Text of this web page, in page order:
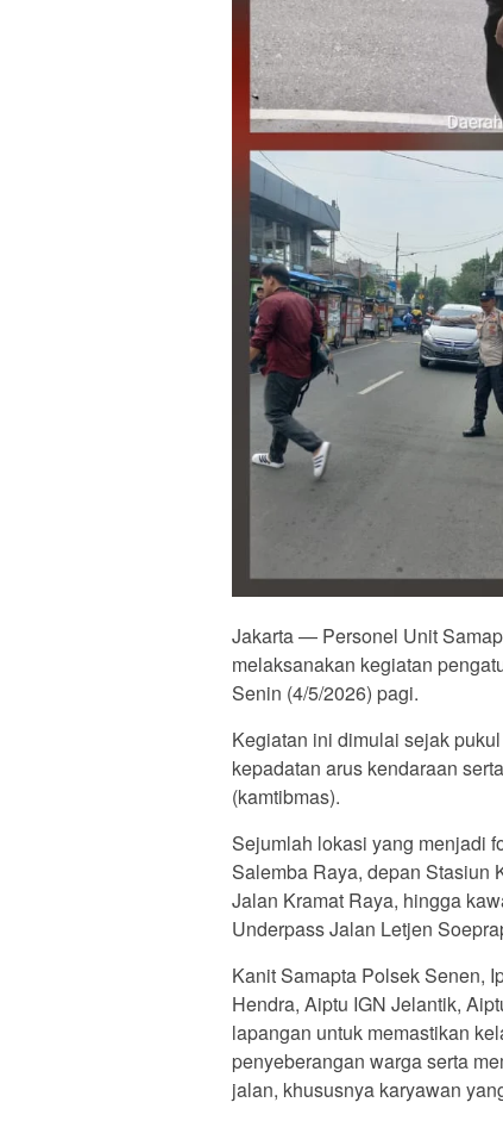
Jakarta — Personel Unit
melaksanakan kegiatan
Senin (4/5/2026) pagi.
Kegiatan ini dimulai sejak
kepadatan arus kendaraan
(kamtibmas).
Sejumlah lokasi yang menjadi
Salemba Raya, depan Stasiun
Jalan Kramat Raya, hingga
Underpass Jalan Letjen
Kanit Samapta Polsek Senen,
Hendra, Aiptu IGN Jelantik,
lapangan untuk memastikan
penyeberangan warga serta
jalan, khususnya karyawan